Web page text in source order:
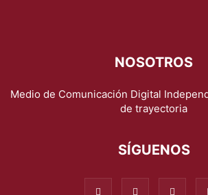
NOSOTROS
Medio de Comunicación Digital
de trayectoria
SÍGUENOS